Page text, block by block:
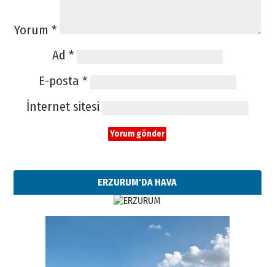
Yorum *
Ad *
E-posta *
İnternet sitesi
ERZURUM'DA HAVA